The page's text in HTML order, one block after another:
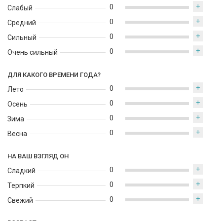
Слабый
Средний
Сильный
Очень сильный
0 +
0 +
0 +
0 +
ДЛЯ КАКОГО ВРЕМЕНИ ГОДА?
Лето
Осень
Зима
Весна
0 +
0 +
0 +
0 +
НА ВАШ ВЗГЛЯД ОН
Сладкий
Терпкий
Свежий
0 +
0 +
0 +